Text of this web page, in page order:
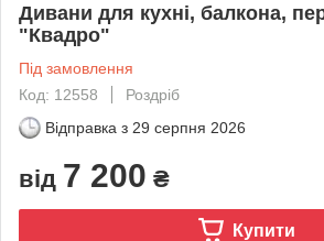
Дивани для кухні, балкона,
"Квадро"
Під замовлення
Код: 12558
Роздріб
Відправка з 29 серпня 2026
від 7 200 ₴
Купити